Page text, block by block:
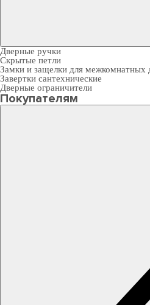
Дверные ручки
Скрытые петли
Замки и защелки для межкомнатных
Завертки сантехнические
Дверные ограничители
Покупателям